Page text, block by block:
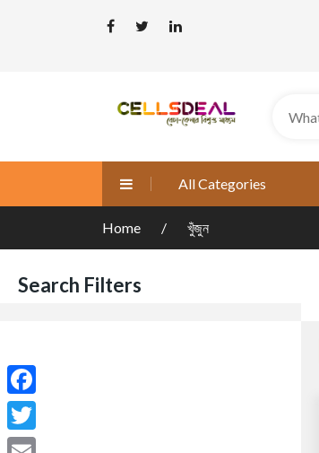
All Categories
Home খুঁজুন
Search Filters
Facebook
Twitter